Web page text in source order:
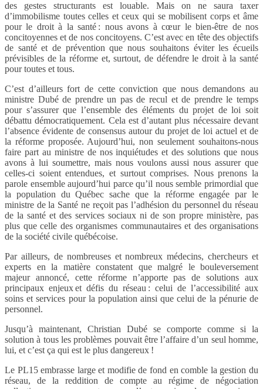
des gestes structurants est louable. Mais on ne saura taxer
d’immobilisme toutes celles et ceux qui se mobilisent corps et âme
pour le droit à la santé : nous avons à cœur le bien-être de nos
concitoyennes et de nos concitoyens. C’est avec en tête des objectifs
de santé et de prévention que nous souhaitons éviter les écueils
prévisibles de la réforme et, surtout, de défendre le droit à la santé
pour toutes et tous.
C’est d’ailleurs fort de cette conviction que nous demandons au
ministre Dubé de prendre un pas de recul et de prendre le temps
pour s’assurer que l’ensemble des éléments du projet de loi soit
débattu démocratiquement. Cela est d’autant plus nécessaire devant
l’absence évidente de consensus autour du projet de loi actuel et de
la réforme proposée. Aujourd’hui, non seulement souhaitons-nous
faire part au ministre de nos inquiétudes et des solutions que nous
avons à lui soumettre, mais nous voulons aussi nous assurer que
celles-ci soient entendues, et surtout comprises. Nous prenons la
parole ensemble aujourd’hui parce qu’il nous semble primordial que
la population du Québec sache que la réforme engagée par le
ministre de la Santé ne reçoit pas l’adhésion du personnel du réseau
de la santé et des services sociaux ni de son propre ministère, pas
plus que celle des organismes communautaires et des organisations
de la société civile québécoise.
Par ailleurs, de nombreuses et nombreux médecins, chercheurs et
experts en la matière constatent que malgré le bouleversement
majeur annoncé, cette réforme n’apporte pas de solutions aux
principaux enjeux et défis du réseau : celui de l’accessibilité aux
soins et services pour la population ainsi que celui de la pénurie de
personnel.
Jusqu’à maintenant, Christian Dubé se comporte comme si la
solution à tous les problèmes pouvait être l’affaire d’un seul homme,
lui, et c’est ça qui est le plus dangereux !
Le PL15 embrasse large et modifie de fond en comble la gestion du
réseau, de la reddition de compte au régime de négociation